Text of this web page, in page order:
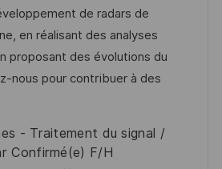
D
a
t
e
o
r
y
de radars de
en réalisant des analyses
proposant des évolutions du
nous pour contribuer à des
- Traitement du signal /
Confirmé(e) F/H